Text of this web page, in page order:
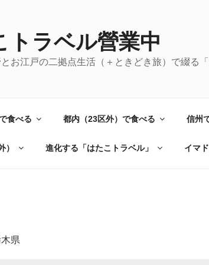
トラベル營業中
お江戸の二拠点生活（＋ときどき旅）で綴る「
食べる 都内（23区外）で食べる 信州
） 進化する「はたこトラベル」 イマ
県